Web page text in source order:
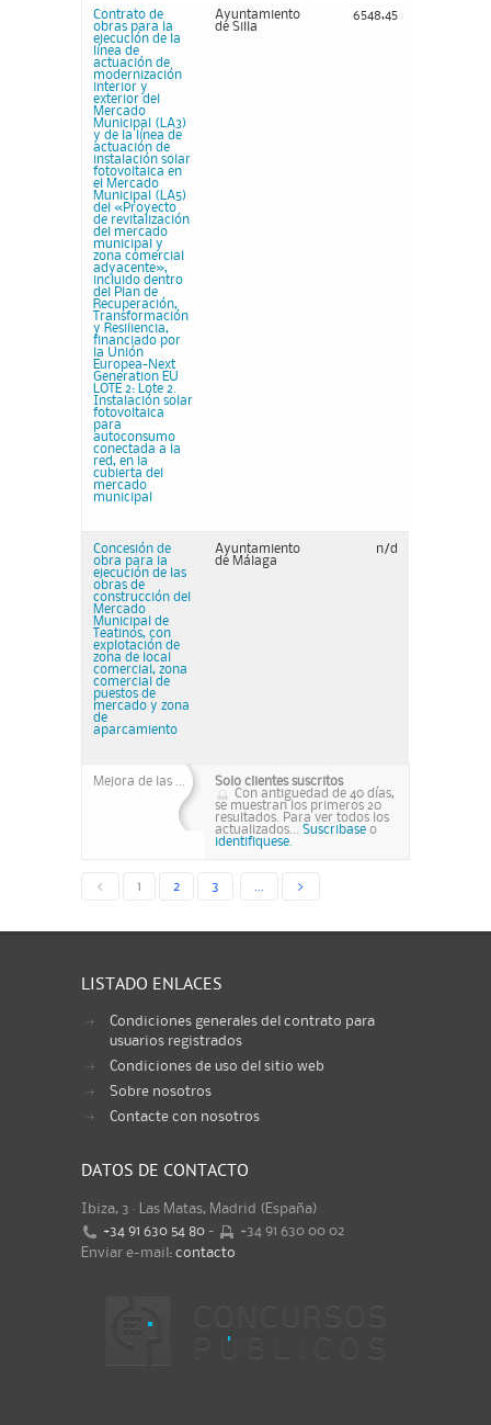
Contrato de
obras para la
ejecución de la
línea de
actuación de
modernización
interior y
exterior del
Mercado
Municipal (LA3)
y de la línea de
actuación de
instalación solar
fotovoltaica en
el Mercado
Municipal (LA5)
del «Proyecto
de revitalización
del mercado
municipal y
zona comercial
adyacente»,
incluido dentro
del Plan de
Recuperación,
Transformación
y Resiliencia,
financiado por
la Unión
Europea-Next
Generation EU
LOTE 2: Lote 2.
Instalación solar
fotovoltaica
para
autoconsumo
conectada a la
red, en la
cubierta del
mercado
municipal
Ayuntamiento
de Silla
6548,45
Concesión de
obra para la
ejecución de las
obras de
construcción del
Mercado
Municipal de
Teatinos, con
explotación de
zona de local
comercial, zona
comercial de
puestos de
mercado y zona
de
aparcamiento
Ayuntamiento
de Málaga
n/d
Mejora de las ...
Solo clientes suscritos
Con antiguedad de 40 días,
se muestran los primeros 20
resultados. Para ver todos los
actualizados... Suscribase o
identifiquese.
< 1 2 3 >
LISTADO ENLACES
Condiciones generales del contrato para
usuarios registrados
Condiciones de uso del sitio web
Sobre nosotros
Contacte con nosotros
DATOS DE CONTACTO
Ibiza, 3 · Las Matas, Madrid (España)
+34 91 630 54 80 -
+34 91 630 00 02
Enviar e-mail: contacto